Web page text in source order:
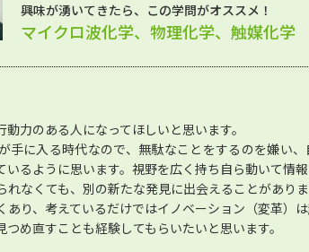
興味が湧いてきたら、この学問がオススメ！
マイクロ波化学、物理化学、触媒化学
力のある人になってほしいと思います。
手に入る時代なので、無駄なことをするのを嫌い
いるように思います。視野を広く持ち自ら動いて情
れなくても、別の新たな発見に出会えることがあり
あり、考えているだけではイノベーション（変革）
め直すことも経験してもらいたいと思います。